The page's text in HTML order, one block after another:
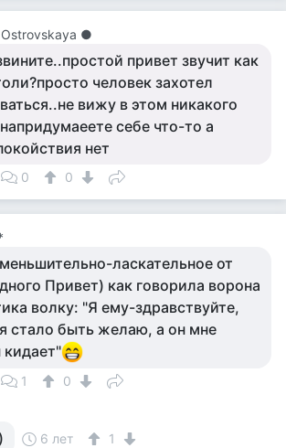
●
привет звучит как
человек захотел
вижу в этом никакого
себе что-то а
нет
0 0
ласкательное от
Привет) как говорила ворона
волку: "Я ему-здравствуйте,
стало быть желаю, а он мне
1
0
6 лет 1